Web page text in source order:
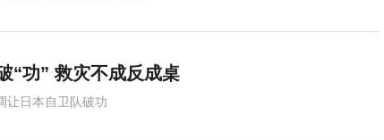
“功” 救灾不成反成桌
让日本自卫队破功